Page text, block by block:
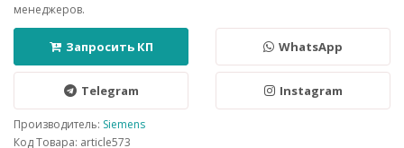
менеджеров.
Запросить КП WhatsApp
Telegram Instagram
Производитель: Siemens
Код Товара: article573